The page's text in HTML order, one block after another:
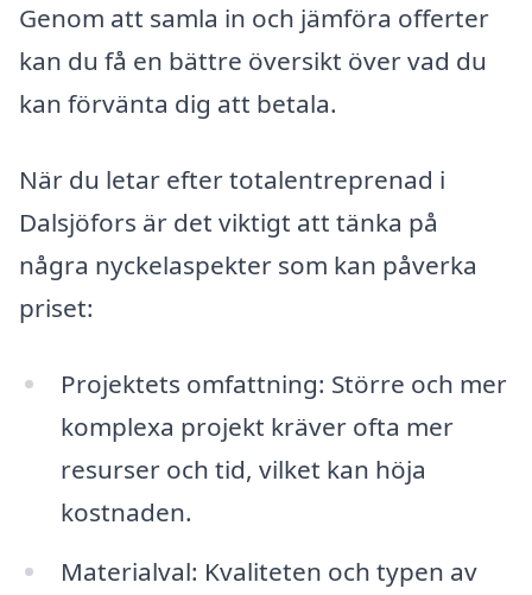
Genom att samla in och jämföra offerter
kan du få en bättre översikt över vad du
kan förvänta dig att betala.
När du letar efter totalentreprenad i
Dalsjöfors är det viktigt att tänka på
några nyckelaspekter som kan påverka
priset:
Projektets omfattning: Större och mer
komplexa projekt kräver ofta mer
resurser och tid, vilket kan höja
kostnaden.
Materialval: Kvaliteten och typen av